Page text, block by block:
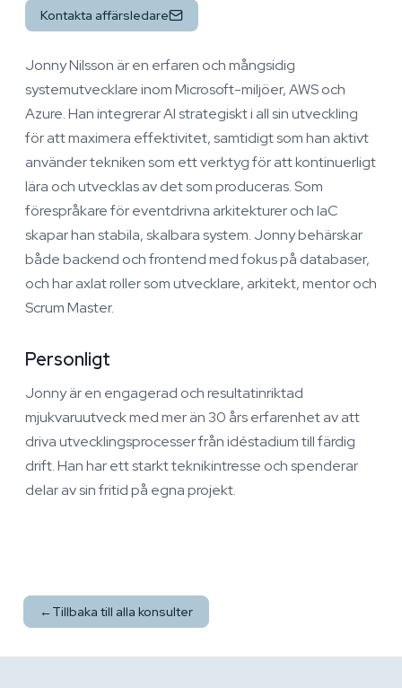
Kontakta affärsledare
Jonny Nilsson är en erfaren och mångsidig
systemutvecklare inom Microsoft-miljöer, AWS och
Azure. Han integrerar AI strategiskt i all sin utveckling
för att maximera effektivitet, samtidigt som han aktivt
använder tekniken som ett verktyg för att kontinuerligt
lära och utvecklas av det som produceras. Som
förespråkare för eventdrivna arkitekturer och IaC
skapar han stabila, skalbara system. Jonny behärskar
både backend och frontend med fokus på databaser,
och har axlat roller som utvecklare, arkitekt, mentor och
Scrum Master.
Personligt
Jonny är en engagerad och resultatinriktad
mjukvaruutveck med mer än 30 års erfarenhet av att
driva utvecklingsprocesser från idéstadium till färdig
drift. Han har ett starkt teknikintresse och spenderar
delar av sin fritid på egna projekt.
← Tillbaka till alla konsulter